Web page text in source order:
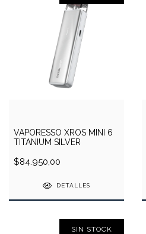
VAPORESSO XROS MINI 6
TITANIUM SILVER
$84.950,00
DETALLES
SIN STOCK